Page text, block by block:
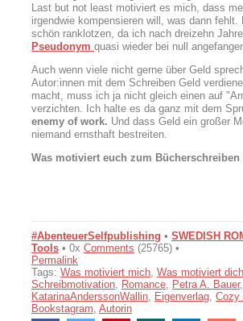
Last but not least motiviert es mich, dass
irgendwie kompensieren will, was dann
schön ranklotzen, da ich nach dreizehn
Pseudonym quasi wieder bei null
Auch wenn viele nicht gerne über Geld
Autor:innen mit dem Schreiben Geld
macht, muss ich ja nicht gleich einen auf
verzichten. Ich halte es da ganz mit dem
enemy of work. Und dass Geld ein großer
niemand ernsthaft bestreiten.
Was motiviert euch zum
#AbenteuerSelfpublishing • SWEDISH
Tools • 0x Comments (25765) •
Permalink
Tags: Was motiviert mich, Was motiviert dich
Schreibmotivation, Romance, Petra A. Bauer,
KatarinaAnderssonWallin, Eigenverlag, Cozy
Bookstagram, Autorin